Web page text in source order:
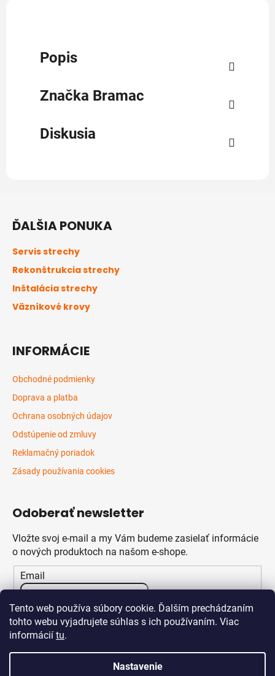
Tento web používa súbory cookie. Ďalším prechádzaním
tohto webu vyjadrujete súhlas s ich používaním. Viac
informácií tu.
Nastavenie
Popis
Značka Bramac
Diskusia
ĎALŠIA PONUKA
Servis strechy
Rekonštrukcia strechy
Inštalácia strechy
Väzníkové krovy
INFORMÁCIE
Obchodné podmienky
Doprava a platba
Ochrana osobných údajov
Odstúpenie od zmluvy
Reklamačný poriadok
Zásady používania cookies
Odoberať newsletter
Vložte svoj e-mail a my Vám budeme zasielať informácie
o nových produktoch na našom e-shope.
Email
Vložením e-mailu súhlasíte spodmienkami ochrany
osobných údajov
PRIHLÁSIŤ SA